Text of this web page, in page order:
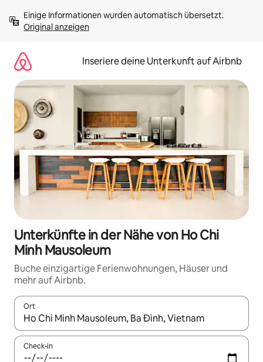
Inhalten
springenOriginal anzeigen
Inseriere deine Unterkunft auf Airbnb
Unterkünfte in der Nähe von Ho Chi
Minh Mausoleum
Buche einzigartige Ferienwohnungen, Häuser und
mehr auf Airbnb.
Ort
Wenn Ergebnisse verfügbar sind, navigiere mit den
Check-in